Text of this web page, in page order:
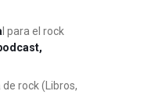
l para el rock
de rock (Libros,